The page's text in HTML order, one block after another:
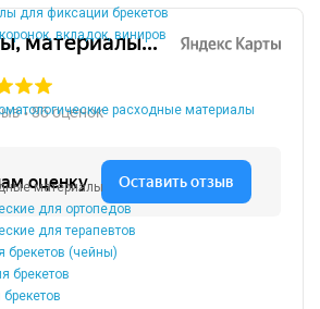
для фиксации брекетов
вкладок, виниров
расходные материалы
материалы
для ортопедов
для терапевтов
брекетов (чейны)
брекетов